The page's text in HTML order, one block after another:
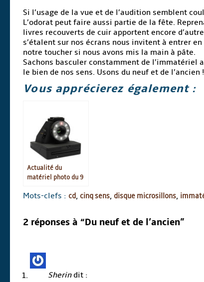
Si l’usage de la vue et de l’audition semblent
L’odorat peut faire aussi partie de la fête.
livres recouverts de cuir apportent encore
s’étalent sur nos écrans nous invitent à entrer
notre toucher si nous avons mis la main à pâte.
Sachons basculer constamment de l’immatériel
le bien de nos sens. Usons du neuf et de l’ancien !
Vous apprécierez également :
Actualité du
matériel photo du 9
Mots-clefs : cd, cinq sens, disque microsillons,
2 réponses à “Du neuf et de l’ancien”
Sherin dit :